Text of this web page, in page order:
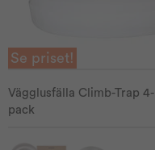
Se priset!
Vägglusfälla Climb-Trap 4-
pack